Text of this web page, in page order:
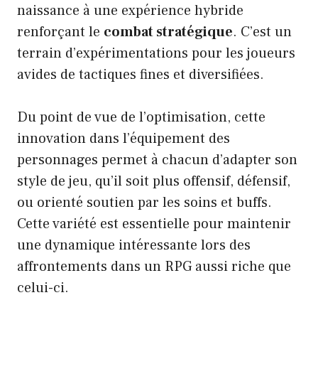
naissance à une expérience hybride
renforçant le combat stratégique. C’est un
terrain d’expérimentations pour les joueurs
avides de tactiques fines et diversifiées.
Du point de vue de l’optimisation, cette
innovation dans l’équipement des
personnages permet à chacun d’adapter son
style de jeu, qu’il soit plus offensif, défensif,
ou orienté soutien par les soins et buffs.
Cette variété est essentielle pour maintenir
une dynamique intéressante lors des
affrontements dans un RPG aussi riche que
celui-ci.